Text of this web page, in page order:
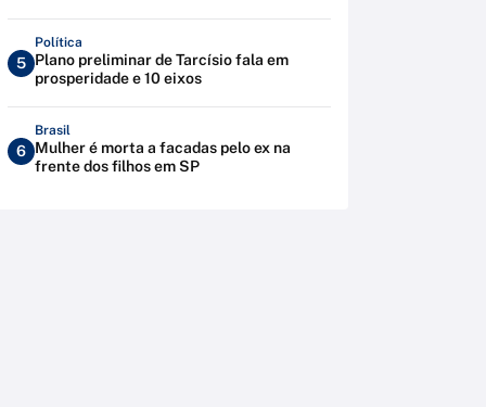
5
Política
Plano preliminar de Tarcísio fala em
prosperidade e 10 eixos
6
Brasil
Mulher é morta a facadas pelo ex na
frente dos filhos em SP